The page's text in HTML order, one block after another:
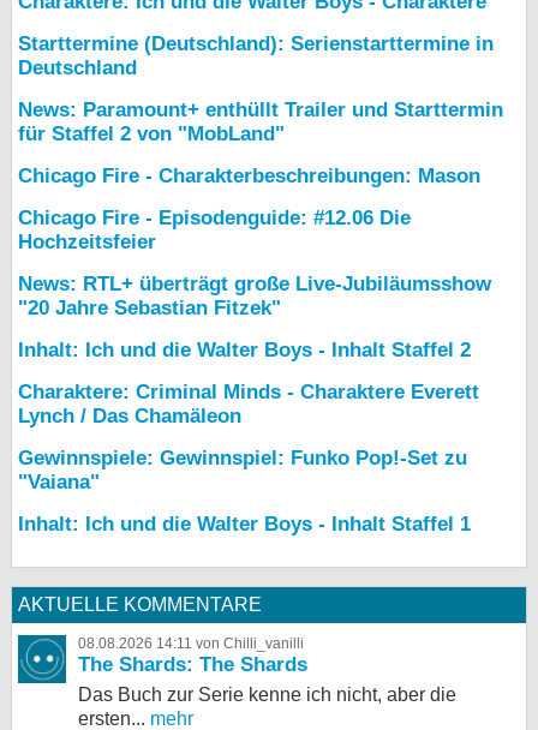
Starttermine (Deutschland): Serienstarttermine in
Deutschland
News: Paramount+ enthüllt Trailer und Starttermin
für Staffel 2 von "MobLand"
Chicago Fire - Charakterbeschreibungen: Mason
Chicago Fire - Episodenguide: #12.06 Die
Hochzeitsfeier
News: RTL+ überträgt große Live-Jubiläumsshow
"20 Jahre Sebastian Fitzek"
Inhalt: Ich und die Walter Boys - Inhalt Staffel 2
Charaktere: Criminal Minds - Charaktere Everett
Lynch / Das Chamäleon
Gewinnspiele: Gewinnspiel: Funko Pop!-Set zu
"Vaiana"
Inhalt: Ich und die Walter Boys - Inhalt Staffel 1
AKTUELLE KOMMENTARE
08.08.2026 14:11 von Chilli_vanilli
The Shards: The Shards
Das Buch zur Serie kenne ich nicht, aber die
ersten... mehr